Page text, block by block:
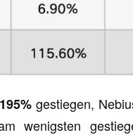
195% gestiegen,
wenigsten